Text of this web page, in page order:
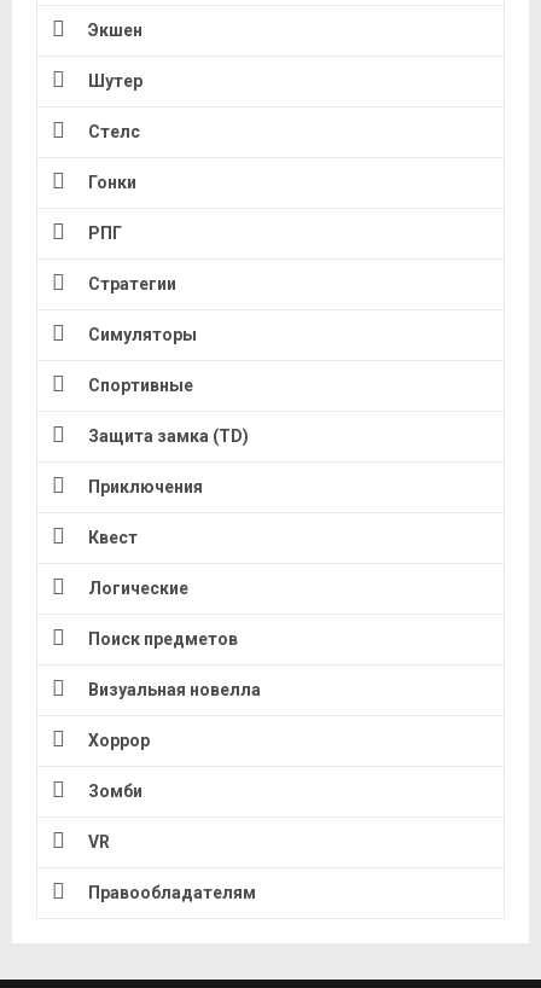
Экшен
Шутер
Стелс
Гонки
РПГ
Стратегии
Симуляторы
Спортивные
Защита замка (TD)
Приключения
Квест
Логические
Поиск предметов
Визуальная новелла
Хоррор
Зомби
VR
Правообладателям